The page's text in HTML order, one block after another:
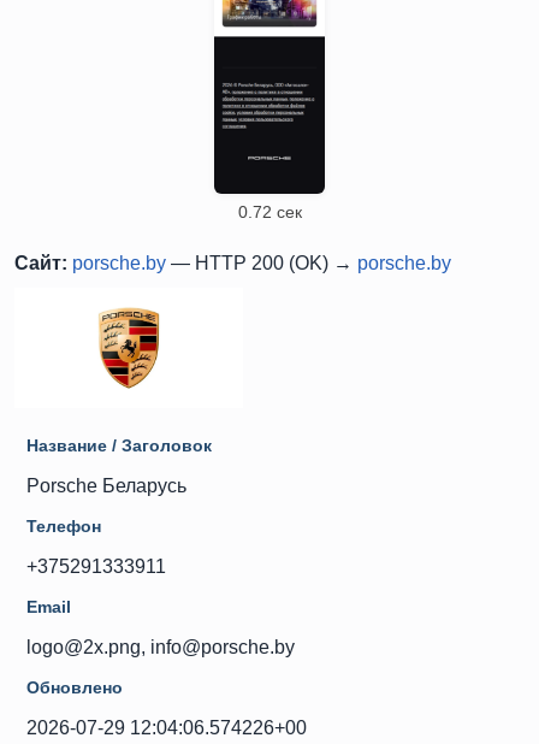
0.72 сек
Сайт: porsche.by — HTTP 200 (OK) → porsche.by
Название / Заголовок
Porsche Беларусь
Телефон
+375291333911
Email
logo@2x.png, info@porsche.by
Обновлено
2026-07-29 12:04:06.574226+00